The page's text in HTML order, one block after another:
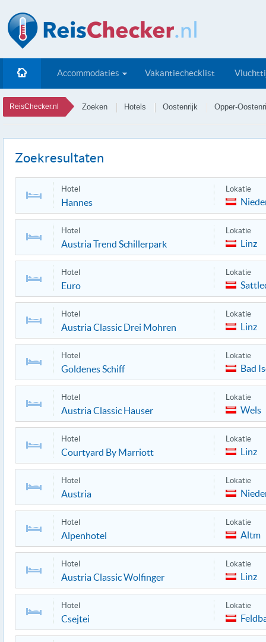
Accommodaties Vakantiechecklist
ReisChecker.nl Zoeken Hotels Oostenrijk Opper-
Zoekresultaten
Hotel
Hannes
Lokatie
Hotel
Austria Trend Schillerpark
Lokatie
Linz
Hotel
Euro
Lokatie
Hotel
Austria Classic Drei Mohren
Lokatie
Linz
Hotel
Goldenes Schiff
Lokatie
Bad
Hotel
Austria Classic Hauser
Lokatie
Wels
Hotel
Courtyard By Marriott
Lokatie
Linz
Hotel
Austria
Lokatie
Hotel
Alpenhotel
Lokatie
Altm
Hotel
Austria Classic Wolfinger
Lokatie
Linz
Hotel
Csejtei
Lokatie